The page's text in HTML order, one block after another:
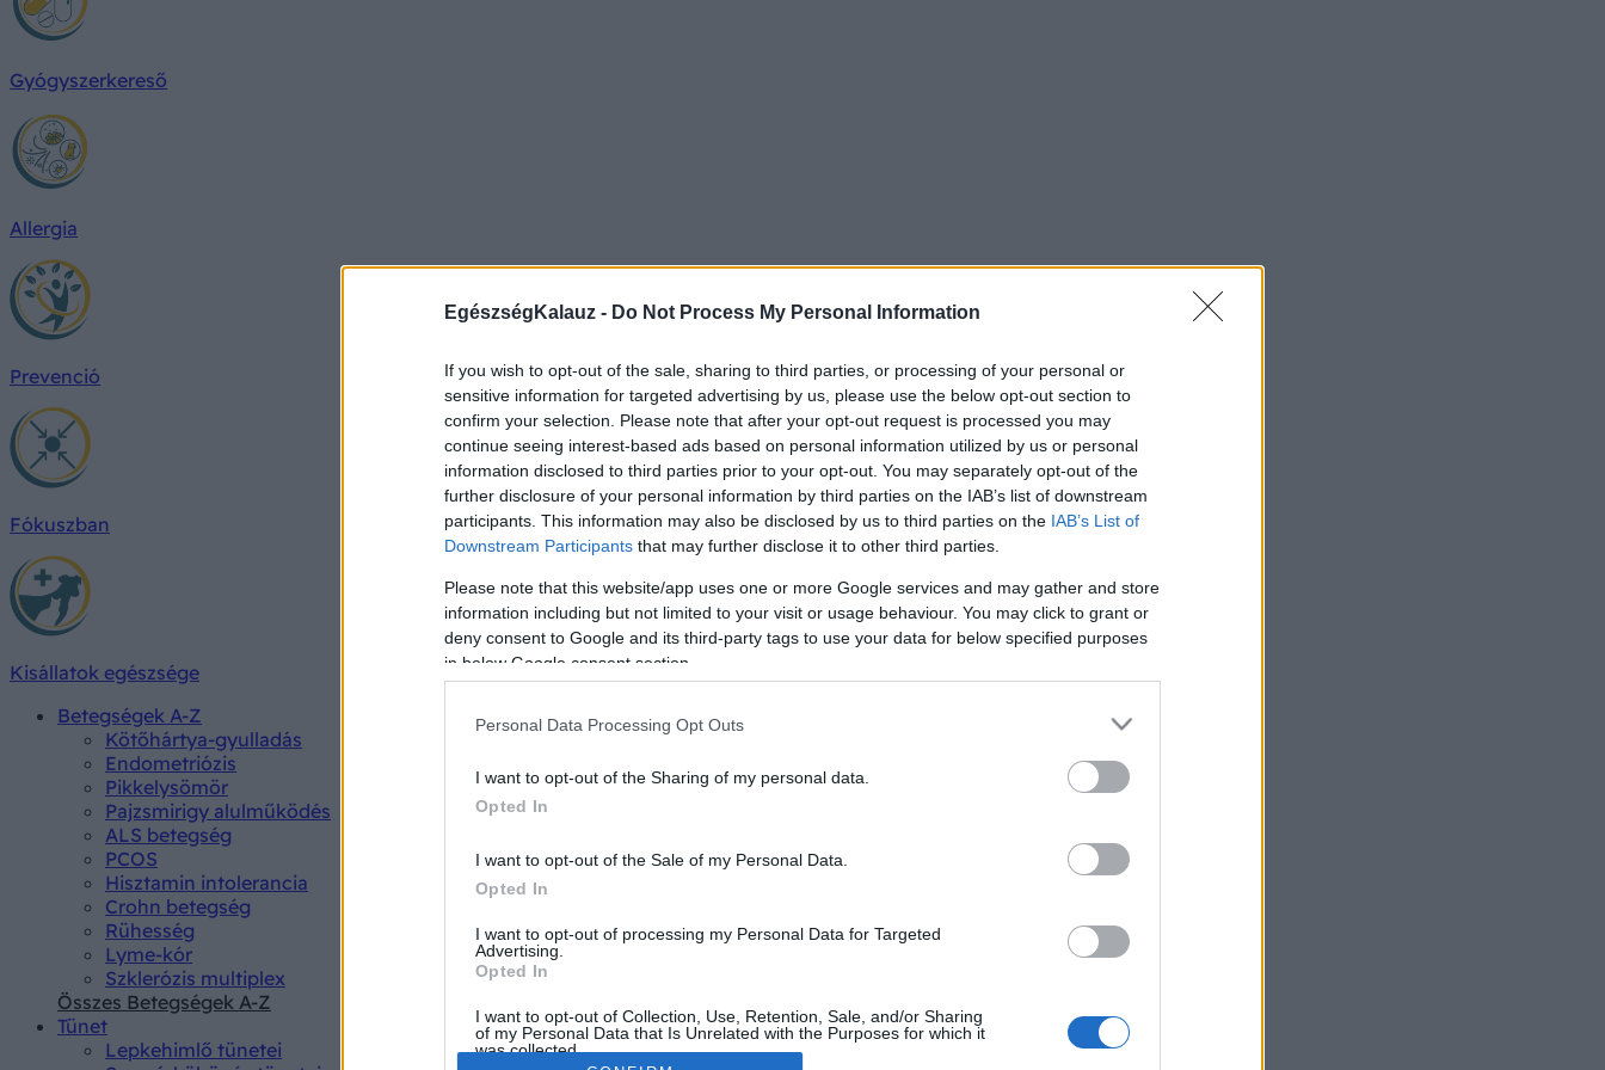
EgészségKalauz - Do Not Process My Personal Information
If you wish to opt-out of the sale, sharing to third parties, or processing of your personal or
sensitive information for targeted advertising by us, please use the below opt-out section to
confirm your selection. Please note that after your opt-out request is processed you may
continue seeing interest-based ads based on personal information utilized by us or personal
information disclosed to third parties prior to your opt-out. You may separately opt-out of the
further disclosure of your personal information by third parties on the IAB’s list of downstream
participants. This information may also be disclosed by us to third parties on the IAB’s List of
Downstream Participants that may further disclose it to other third parties.
Please note that this website/app uses one or more Google services and may gather and store
information including but not limited to your visit or usage behaviour. You may click to grant or
deny consent to Google and its third-party tags to use your data for below specified purposes
in below Google consent section.
Personal Data Processing Opt Outs
I want to opt-out of the Sharing of my personal data.
Opted In
I want to opt-out of the Sale of my Personal Data.
Opted In
I want to opt-out of processing my Personal Data for Targeted
Advertising.
Opted In
I want to opt-out of Collection, Use, Retention, Sale, and/or Sharing
of my Personal Data that Is Unrelated with the Purposes for which it
was collected.
Gyógyszerkereső
Allergia
Prevenció
Fókuszban
Kisállatok egészsége
Betegségek A-Z
Kötőhártya-gyulladás
Endometriózis
Pikkelysömör
Pajzsmirigy alulműködés
ALS betegség
PCOS
Hisztamin intolerancia
Crohn betegség
Rühesség
Lyme-kór
Szklerózis multiplex
Összes Betegségek A-Z
Tünet
Lepkehimlő tünetei